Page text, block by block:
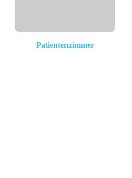
Patientenzimmer